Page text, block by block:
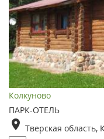
Колкуново
ПАРК-ОТЕЛЬ
Тверская